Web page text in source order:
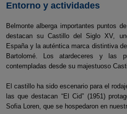
Entorno y actividades
Belmonte alberga importantes puntos
destacan su Castillo del Siglo XV,
España y la auténtica marca distintiva
Bartolomé. Los atardeceres y las
contempladas desde su majestuoso
El castillo ha sido escenario para el
las que destacan “El Cid” (1951)
Sofia Loren, que se hospedaron en